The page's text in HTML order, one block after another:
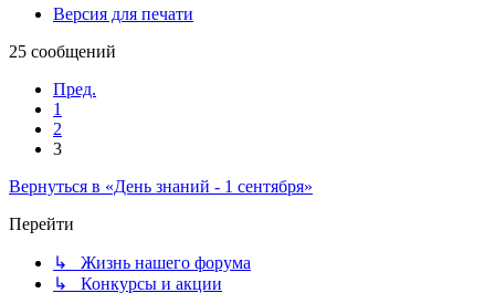
Версия для печати
25 сообщений
Пред.
1
2
3
Вернуться в «День знаний - 1 сентября»
Перейти
↳ Жизнь нашего форума
↳ Конкурсы и акции